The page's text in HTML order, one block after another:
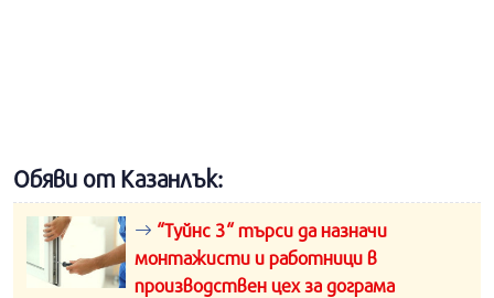
Обяви от Казанлък:
“Туйнс 3“ търси да назначи
монтажисти и работници в
производствен цех за дограма